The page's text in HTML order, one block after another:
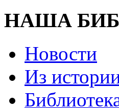
НАША
Новости
Из